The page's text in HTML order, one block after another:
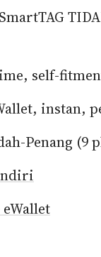
self-
instan,
Penang (9